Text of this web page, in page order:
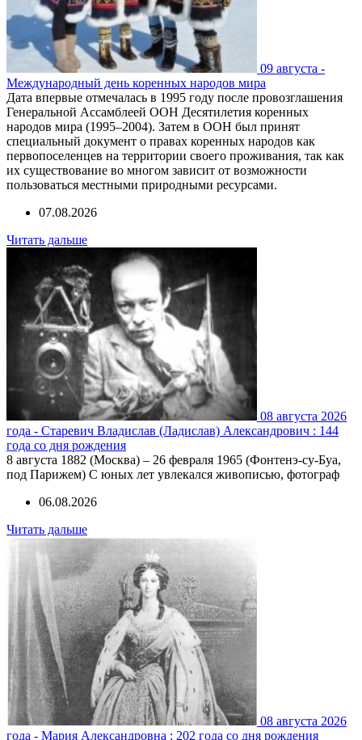
09 августа -
Международный день коренных народов мира
Дата впервые отмечалась в 1995 году после провозглашения
Генеральной Ассамблеей ООН Десятилетия коренных
народов мира (1995–2004). Затем в ООН был принят
специальный документ о правах коренных народов как
первопоселенцев на территории своего проживания, так как
их существование во многом зависит от возможности
пользоваться местными природными ресурсами.
07.08.2026
Читать дальше
08 августа 2026
года - Старевич Владислав (Ладислав) Александрович : 144
года со дня рождения
8 августа 1882 (Москва) – 26 февраля 1965 (Фонтенэ-су-Буа,
под Парижем) С юных лет увлекался живописью, фотограф
06.08.2026
Читать дальше
08 августа 2026
года - Мария Александровна : 202 года со дня рождения